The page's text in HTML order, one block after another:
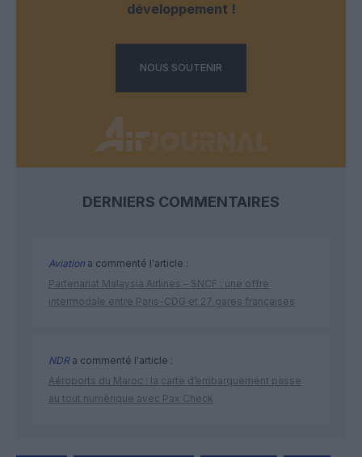
développement !
NOUS SOUTENIR
DERNIERS COMMENTAIRES
Aviation a commenté l'article :
Partenariat Malaysia Airlines – SNCF : une offre
intermodale entre Paris-CDG et 27 gares françaises
NDRa commenté l'article :
Aéroports du Maroc : la carte d’embarquement passe
au tout numérique avec Pax Check